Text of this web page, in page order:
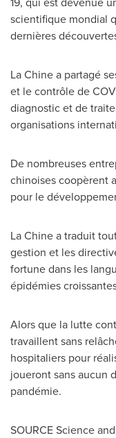
scientifique mondial
dernières
La Chine a partagé
et le contrôle de
diagnostic et de
organisations
De nombreuses
chinoises coopèrent
pour le
La Chine a traduit
gestion et les
fortune dans les
épidémies
Alors que la lutte
travaillent sans
hospitaliers pour
joueront sans aucun
pandémie.
SOURCE Science